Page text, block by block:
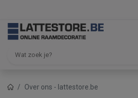
Over ons - lattestore.be